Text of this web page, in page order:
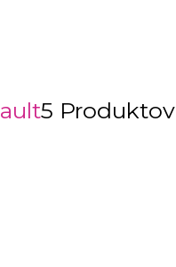
5 Produktov